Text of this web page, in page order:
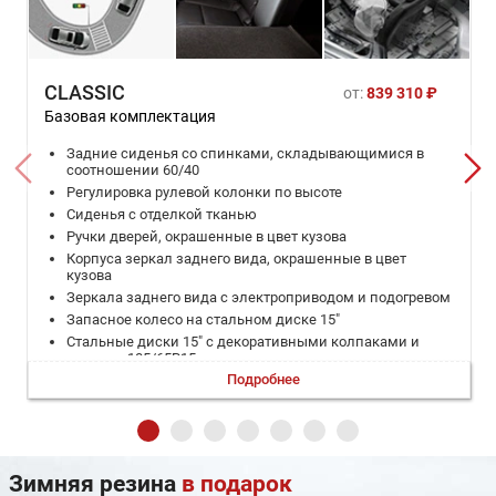
CLASSIC от:839 310 ₽
Базовая комплектация
Задние сиденья со спинками, складывающимися в
соотношении 60/40
Регулировка рулевой колонки по высоте
Сиденья с отделкой тканью
Ручки дверей, окрашенные в цвет кузова
Корпуса зеркал заднего вида, окрашенные в цвет
кузова
Зеркала заднего вида с электроприводом и подогревом
Запасное колесо на стальном диске 15"
Стальные диски 15" с декоративными колпаками и
шинами 185/65R15
Дневные ходовые огни (DRL)
Кондиционер
Водительское сиденье с регулировкой по высоте
Тройное срабатывание указателей поворота при
Передние стеклоподъёмники с электроприводом
Подробнее
Зимняя резина в подарок